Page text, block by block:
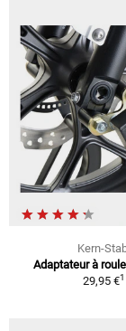
Kern-
Adaptateur à
29,95 €1